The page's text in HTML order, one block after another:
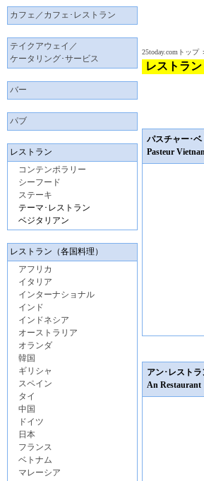
カフェ／カフェ･レストラン
テイクアウェイ／
ケータリング･サービス
バー
パブ
レストラン
コンテンポラリー
シーフード
ステーキ
テーマ･レストラン
ベジタリアン
レストラン（各国料理）
アフリカ
イタリア
インターナショナル
インド
インドネシア
オーストラリア
オランダ
韓国
ギリシャ
スペイン
タイ
中国
ドイツ
日本
フランス
ベトナム
マレーシア
25today.comトップ
レストラ
パスチャー･
Pasteur
アン･レストラ
An Restaurant